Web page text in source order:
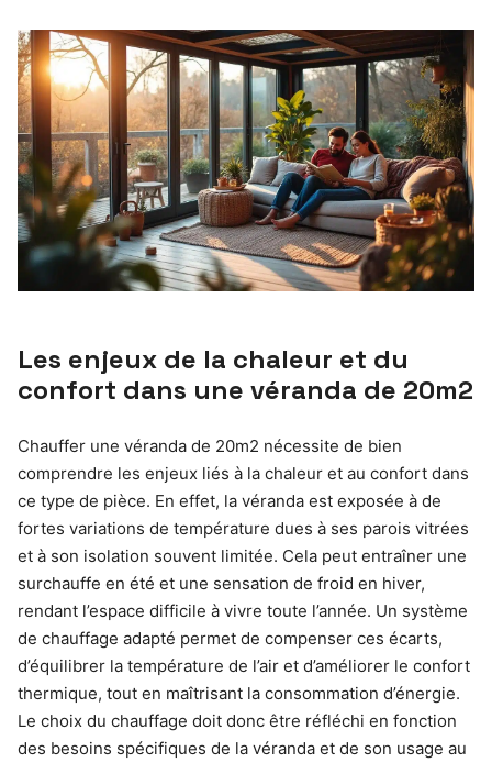
Les enjeux de la chaleur et du
confort dans une véranda de 20m2
Chauffer une véranda de 20m2 nécessite de bien
comprendre les enjeux liés à la chaleur et au confort dans
ce type de pièce. En effet, la véranda est exposée à de
fortes variations de température dues à ses parois vitrées
et à son isolation souvent limitée. Cela peut entraîner une
surchauffe en été et une sensation de froid en hiver,
rendant l’espace difficile à vivre toute l’année. Un système
de chauffage adapté permet de compenser ces écarts,
d’équilibrer la température de l’air et d’améliorer le confort
thermique, tout en maîtrisant la consommation d’énergie.
Le choix du chauffage doit donc être réfléchi en fonction
des besoins spécifiques de la véranda et de son usage au